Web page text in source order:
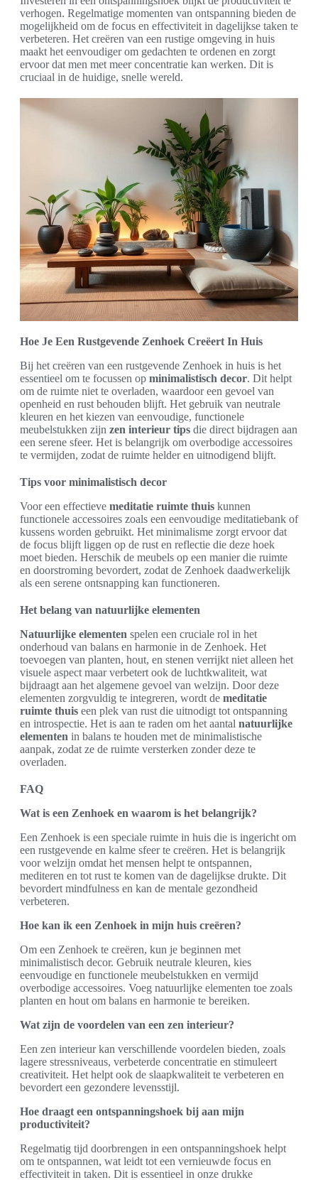
verhogen. Regelmatige momenten van ontspanning bieden de
mogelijkheid om de focus en effectiviteit in dagelijkse taken te
verbeteren. Het creëren van een rustige omgeving in huis
maakt het eenvoudiger om gedachten te ordenen en zorgt
ervoor dat men met meer concentratie kan werken. Dit is
cruciaal in de huidige, snelle wereld.
Hoe Je Een Rustgevende Zenhoek Creëert In Huis
Bij het creëren van een rustgevende Zenhoek in huis is het
essentieel om te focussen op minimalistisch decor. Dit helpt
om de ruimte niet te overladen, waardoor een gevoel van
openheid en rust behouden blijft. Het gebruik van neutrale
kleuren en het kiezen van eenvoudige, functionele
meubelstukken zijn zen interieur tips die direct bijdragen aan
een serene sfeer. Het is belangrijk om overbodige accessoires
te vermijden, zodat de ruimte helder en uitnodigend blijft.
Tips voor minimalistisch decor
Voor een effectieve meditatie ruimte thuis kunnen
functionele accessoires zoals een eenvoudige meditatiebank of
kussens worden gebruikt. Het minimalisme zorgt ervoor dat
de focus blijft liggen op de rust en reflectie die deze hoek
moet bieden. Herschik de meubels op een manier die ruimte
en doorstroming bevordert, zodat de Zenhoek daadwerkelijk
als een serene ontsnapping kan functioneren.
Het belang van natuurlijke elementen
Natuurlijke elementen spelen een cruciale rol in het
onderhoud van balans en harmonie in de Zenhoek. Het
toevoegen van planten, hout, en stenen verrijkt niet alleen het
visuele aspect maar verbetert ook de luchtkwaliteit, wat
bijdraagt aan het algemene gevoel van welzijn. Door deze
elementen zorgvuldig te integreren, wordt de meditatie
ruimte thuis een plek van rust die uitnodigt tot ontspanning
en introspectie. Het is aan te raden om het aantal natuurlijke
elementen in balans te houden met de minimalistische
aanpak, zodat ze de ruimte versterken zonder deze te
overladen.
FAQ
Wat is een Zenhoek en waarom is het belangrijk?
Een Zenhoek is een speciale ruimte in huis die is ingericht om
een rustgevende en kalme sfeer te creëren. Het is belangrijk
voor welzijn omdat het mensen helpt te ontspannen,
mediteren en tot rust te komen van de dagelijkse drukte. Dit
bevordert mindfulness en kan de mentale gezondheid
verbeteren.
Hoe kan ik een Zenhoek in mijn huis creëren?
Om een Zenhoek te creëren, kun je beginnen met
minimalistisch decor. Gebruik neutrale kleuren, kies
eenvoudige en functionele meubelstukken en vermijd
overbodige accessoires. Voeg natuurlijke elementen toe zoals
planten en hout om balans en harmonie te bereiken.
Wat zijn de voordelen van een zen interieur?
Een zen interieur kan verschillende voordelen bieden, zoals
lagere stressniveaus, verbeterde concentratie en stimuleert
creativiteit. Het helpt ook de slaapkwaliteit te verbeteren en
bevordert een gezondere levensstijl.
Hoe draagt een ontspanningshoek bij aan mijn
productiviteit?
Regelmatig tijd doorbrengen in een ontspanningshoek helpt
om te ontspannen, wat leidt tot een vernieuwde focus en
effectiviteit in taken. Dit is essentieel in onze drukke